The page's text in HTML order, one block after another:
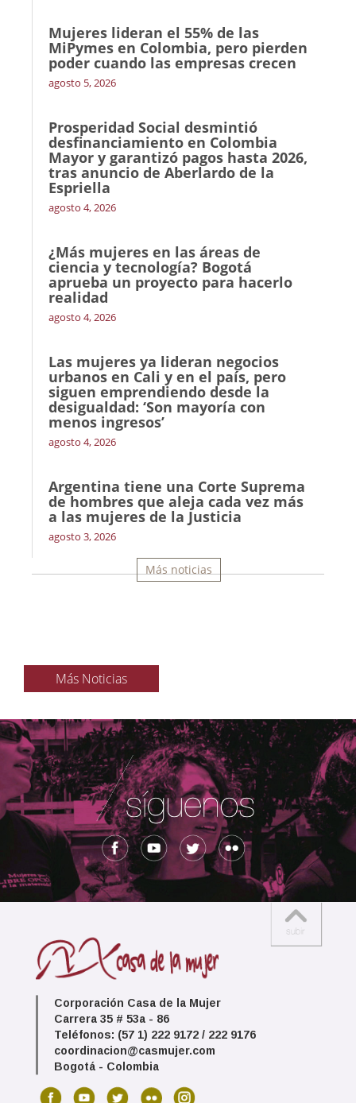
Mujeres lideran el 55% de las
MiPymes en Colombia, pero pierden
poder cuando las empresas crecen
agosto 5, 2026
Prosperidad Social desmintió
desfinanciamiento en Colombia
Mayor y garantizó pagos hasta 2026,
tras anuncio de Aberlardo de la
Espriella
agosto 4, 2026
¿Más mujeres en las áreas de
ciencia y tecnología? Bogotá
aprueba un proyecto para hacerlo
realidad
agosto 4, 2026
Las mujeres ya lideran negocios
urbanos en Cali y en el país, pero
siguen emprendiendo desde la
desigualdad: ‘Son mayoría con
menos ingresos’
agosto 4, 2026
Argentina tiene una Corte Suprema
de hombres que aleja cada vez más
a las mujeres de la Justicia
agosto 3, 2026
Más noticias
Más Noticias
Corporación Casa de la Mujer
Carrera 35 # 53a - 86
Teléfonos: (57 1) 222 9172 / 222 9176
coordinacion@casmujer.com
Bogotá - Colombia